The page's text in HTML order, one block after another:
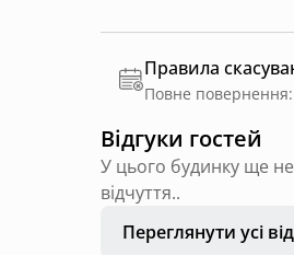
Правила
Повне повернення:
Відгуки гостей
У цього будинку ще
відчуття..
Переглянути усі